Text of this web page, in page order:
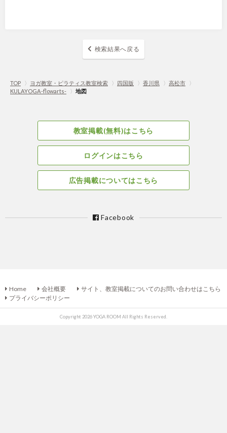
検索結果へ戻る
TOP 〉 ヨガ教室・ピラティス教室検索 〉 四国版 〉 香川県 〉 高松市
〉
KULAYOGA-flowarts-
〉 地図
教室掲載(無料)はこちら
ログインはこちら
広告掲載についてはこちら
Facebook
Home 会社概要
サイト、教室掲載についてのお問い合わせはこちら
プライバシーポリシー
Copyright 2026 YOGA ROOM All Rights Reserved.